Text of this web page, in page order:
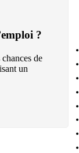
?
de
un